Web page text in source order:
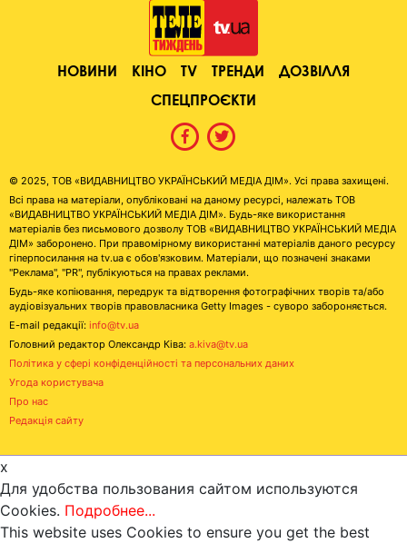
НОВИНИ КІНО TV ТРЕНДИ
ДОЗВІЛЛЯ
СПЕЦПРОЄКТИ
© 2025, ТОВ «ВИДАВНИЦТВО УКРАЇНСЬКИЙ МЕДІА ДІМ». Усі права захищені.
Всі права на матеріали, опубліковані на даному ресурсі, належать ТОВ
«ВИДАВНИЦТВО УКРАЇНСЬКИЙ МЕДІА ДІМ». Будь-яке використання
матеріалів без письмового дозволу ТОВ «ВИДАВНИЦТВО УКРАЇНСЬКИЙ МЕДІА
ДІМ» заборонено. При правомірному використанні матеріалів даного ресурсу
гіперпосилання на tv.ua є обов'язковим. Матеріали, що позначені знаками
"Реклама", "PR", публікуються на правах реклами.
Будь-яке копіювання, передрук та відтворення фотографічних творів та/або
аудіовізуальних творів правовласника Getty Images - суворо забороняється.
E-mail редакції: info@tv.ua
Головний редактор Олександр Ківа: a.kiva@tv.ua
Політика у сфері конфіденційності та персональних даних
Угода користувача
Про нас
Редакція сайту
x
Для удобства пользования сайтом используются
Cookies. Подробнее...
This website uses Cookies to ensure you get the best